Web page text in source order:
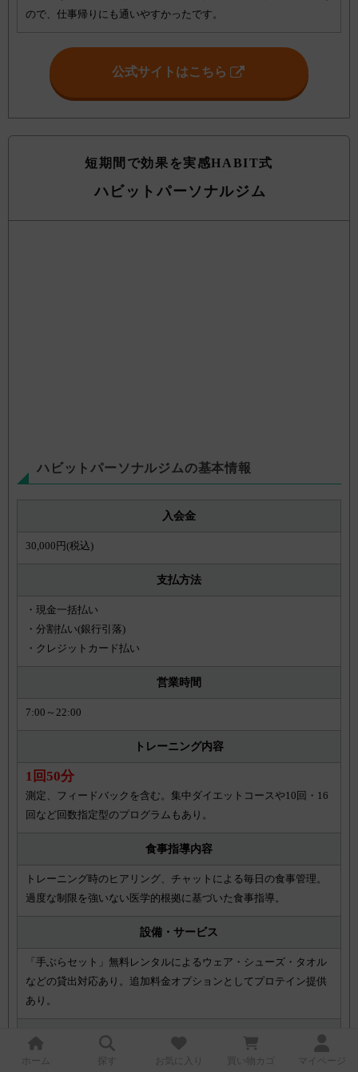
ので、仕事帰りにも通いやすかったです。
公式サイトはこちら
短期間で効果を実感HABIT式
ハビットパーソナルジム
ハビットパーソナルジムの基本情報
入会金
30,000円(税込)
支払方法
・現金一括払い
・分割払い(銀行引落)
・クレジットカード払い
営業時間
7:00～22:00
トレーニング内容
1回50分
測定、フィードバックを含む。集中ダイエットコースや10回・16
回など回数指定型のプログラムもあり。
食事指導内容
トレーニング時のヒアリング、チャットによる毎日の食事管理。
過度な制限を強いない医学的根拠に基づいた食事指導。
設備・サービス
「手ぶらセット」無料レンタルによるウェア・シューズ・タオル
などの貸出対応あり。追加料金オプションとしてプロテイン提供
あり。
店舗数
関東13店舗
ホーム 探す お気に入り 買い物カゴ マイページ